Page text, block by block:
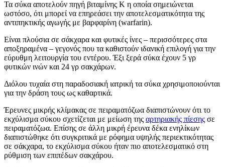
Τα σύκα αποτελούν πηγή βιταμίνης Κ η οποία σημειώνεται
ωστόσο, ότι μπορεί να επηρεάσει την αποτελεσματικότητα της
αντιπηκτικής αγωγής με βαρφαρίνη (warfarin).
Είναι πλούσια σε σάκχαρα και φυτικές ίνες – περισσότερες στα
αποξηραμένα – γεγονός που τα καθιστούν ιδανική επιλογή για την
εύρυθμη λειτουργία του εντέρου. Έξι ξερά σύκα έχουν 5 γρ
φυτικών ινών και 24 γρ σακχάρων.
Διόλου τυχαία στη παραδοσιακή ιατρική τα σύκα χρησιμοποιούνται
για την δράση τους ως καθαρτικά.
Έρευνες μικρής κλίμακας σε πειραματόζωα διαπιστώνουν ότι το
εκχύλισμα σύκου σχετίζεται με μείωση της αρτηριακής πίεσης σε
πειραματόζωα. Επίσης σε άλλη μικρή έρευνα δέκα ενηλίκων
διαπιστώθηκε ότι συγκριτικά με ρόφημα υψηλής περιεκτικότητας
σε σάκχαρα, το εκχύλισμα σύκου ήταν πιο αποτελεσματικό στη
ρύθμιση των επιπέδων σακχάρου.